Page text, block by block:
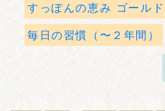
すっぽんの恵み ゴールド
毎日の習慣（〜２年間）